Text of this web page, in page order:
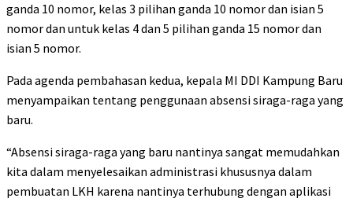
ganda 10 nomor, kelas 3 pilihan ganda 10 nomor dan isian 5
nomor dan untuk kelas 4 dan 5 pilihan ganda 15 nomor dan
isian 5 nomor.
Pada agenda pembahasan kedua, kepala MI DDI Kampung Baru
menyampaikan tentang penggunaan absensi siraga-raga yang
baru.
“Absensi siraga-raga yang baru nantinya sangat memudahkan
kita dalam menyelesaikan administrasi khususnya dalam
pembuatan LKH karena nantinya terhubung dengan aplikasi